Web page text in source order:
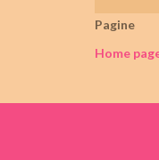
Pagine
Home